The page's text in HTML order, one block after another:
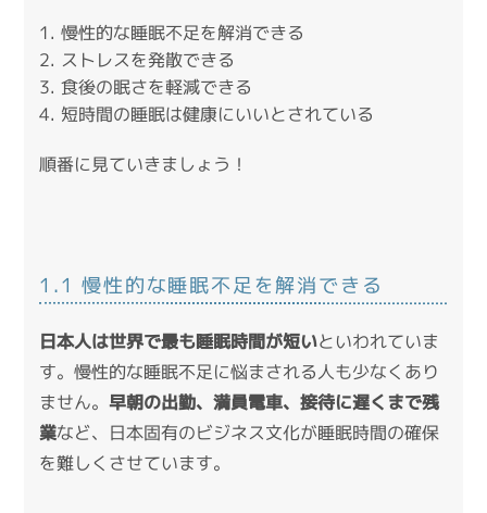
慢性的な睡眠不足を解消できる
ストレスを発散できる
食後の眠さを軽減できる
短時間の睡眠は健康にいいとされている
順番に見ていきましょう！
1.1 慢性的な睡眠不足を解消できる
日本人は世界で最も睡眠時間が短いといわれていま
す。慢性的な睡眠不足に悩まされる人も少なくあり
ません。早朝の出勤、満員電車、接待に遅くまで残
業など、日本固有のビジネス文化が睡眠時間の確保
を難しくさせています。